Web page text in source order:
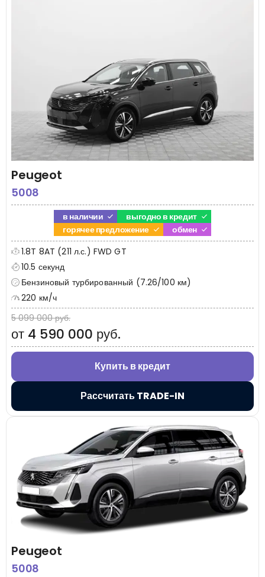
Peugeot
5008
в наличии
выгодно в кредит
горячее предложение
обмен
1.8T 8AT (211 л.с.) FWD GT
10.5 секунд
Бензиновый турбированный (7.26/100 км)
220 км/ч
5 099 000 руб.
от 4 590 000 руб.
Купить в кредит
Рассчитать TRADE-IN
Peugeot
5008